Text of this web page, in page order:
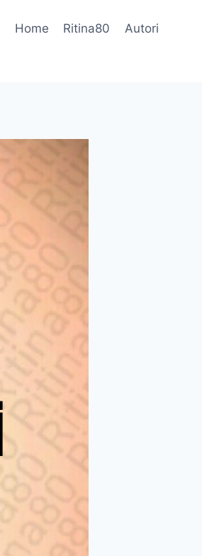
Home Ritina80 Autori